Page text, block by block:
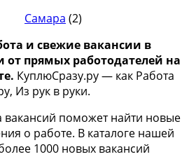
Самара (2)
и свежие вакансии в
от прямых работодателей на
КуплюСразу.ру — как Работа
Из рук в руки.
вакансий поможет найти новые
о работе. В каталоге нашей
1000 новых вакансий